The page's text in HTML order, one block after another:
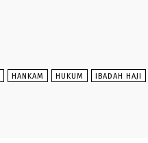
HANKAM HUKUM IBADAH HAJI